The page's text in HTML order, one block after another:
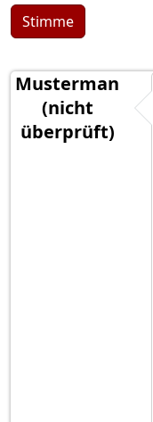
Stimme
Musterman
(nicht
überprüft)